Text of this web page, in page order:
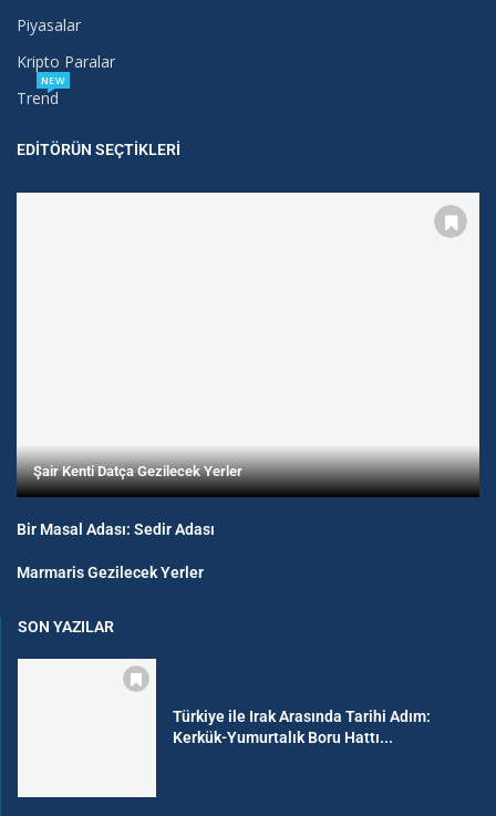
Piyasalar
Kripto Paralar
Trend
NEW
EDITÖRÜN SEÇTIKLERI
Şair Kenti Datça Gezilecek Yerler
Bir Masal Adası: Sedir Adası
Marmaris Gezilecek Yerler
SON YAZILAR
Türkiye ile Irak Arasında Tarihi Adım:
Kerkük-Yumurtalık Boru Hattı...